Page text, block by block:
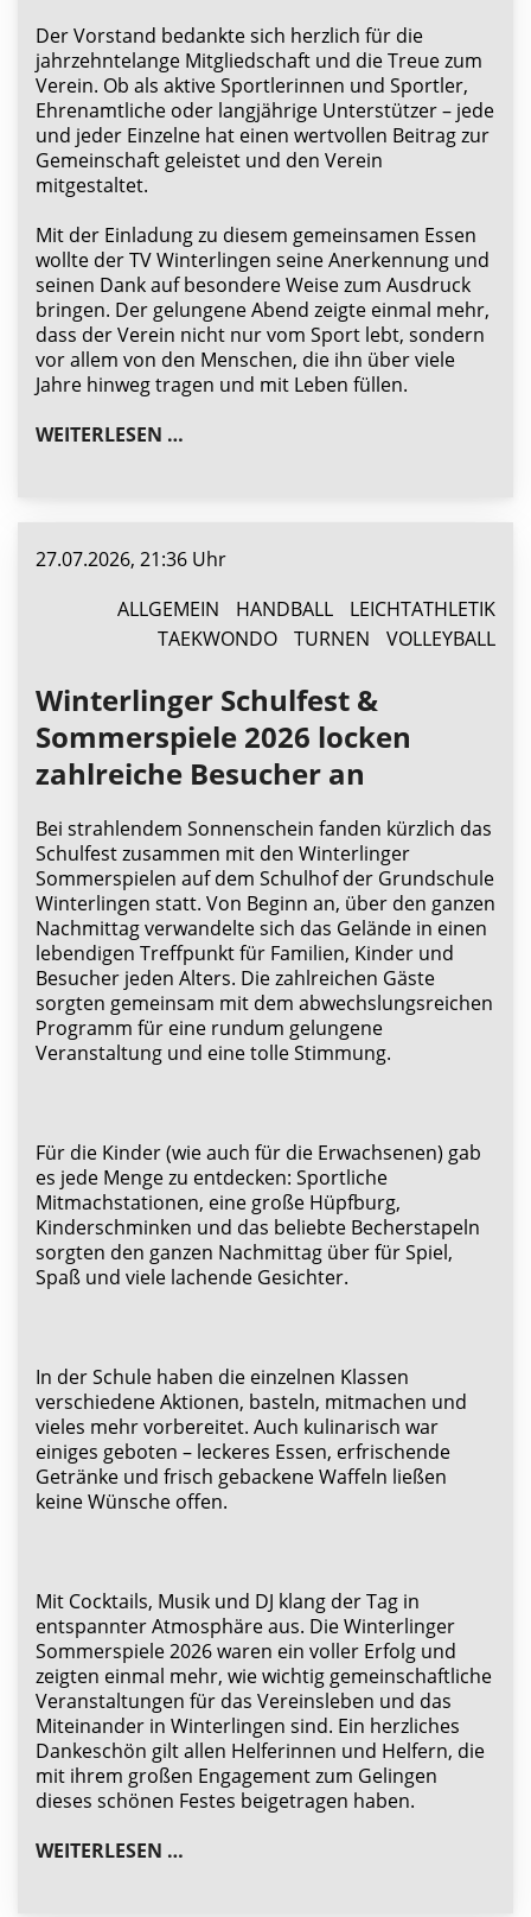
Der Vorstand bedankte sich herzlich für die
jahrzehntelange Mitgliedschaft und die Treue zum
Verein. Ob als aktive Sportlerinnen und Sportler,
Ehrenamtliche oder langjährige Unterstützer – jede
und jeder Einzelne hat einen wertvollen Beitrag zur
Gemeinschaft geleistet und den Verein
mitgestaltet.
Mit der Einladung zu diesem gemeinsamen Essen
wollte der TV Winterlingen seine Anerkennung und
seinen Dank auf besondere Weise zum Ausdruck
bringen. Der gelungene Abend zeigte einmal mehr,
dass der Verein nicht nur vom Sport lebt, sondern
vor allem von den Menschen, die ihn über viele
Jahre hinweg tragen und mit Leben füllen.
WEITERLESEN …
27.07.2026, 21:36 Uhr
ALLGEMEIN
HANDBALL
LEICHTATHLETIK
TAEKWONDO
TURNEN VOLLEYBALL
Winterlinger Schulfest &
Sommerspiele 2026 locken
zahlreiche Besucher an
Bei strahlendem Sonnenschein fanden kürzlich das
Schulfest zusammen mit den Winterlinger
Sommerspielen auf dem Schulhof der Grundschule
Winterlingen statt. Von Beginn an, über den ganzen
Nachmittag verwandelte sich das Gelände in einen
lebendigen Treffpunkt für Familien, Kinder und
Besucher jeden Alters. Die zahlreichen Gäste
sorgten gemeinsam mit dem abwechslungsreichen
Programm für eine rundum gelungene
Veranstaltung und eine tolle Stimmung.
Für die Kinder (wie auch für die Erwachsenen) gab
es jede Menge zu entdecken: Sportliche
Mitmachstationen, eine große Hüpfburg,
Kinderschminken und das beliebte Becherstapeln
sorgten den ganzen Nachmittag über für Spiel,
Spaß und viele lachende Gesichter.
In der Schule haben die einzelnen Klassen
verschiedene Aktionen, basteln, mitmachen und
vieles mehr vorbereitet. Auch kulinarisch war
einiges geboten – leckeres Essen, erfrischende
Getränke und frisch gebackene Waffeln ließen
keine Wünsche offen.
Mit Cocktails, Musik und DJ klang der Tag in
entspannter Atmosphäre aus. Die Winterlinger
Sommerspiele 2026 waren ein voller Erfolg und
zeigten einmal mehr, wie wichtig gemeinschaftliche
Veranstaltungen für das Vereinsleben und das
Miteinander in Winterlingen sind. Ein herzliches
Dankeschön gilt allen Helferinnen und Helfern, die
mit ihrem großen Engagement zum Gelingen
dieses schönen Festes beigetragen haben.
WEITERLESEN …